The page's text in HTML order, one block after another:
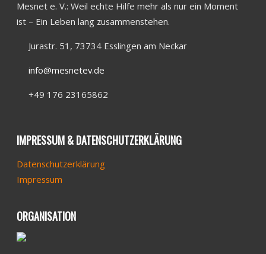
Mesnet e. V.: Weil echte Hilfe mehr als nur ein Moment
ist – Ein Leben lang zusammenstehen.
Jurastr. 51, 73734 Esslingen am Neckar
info@mesnetev.de
+49 176 23165862
IMPRESSUM & DATENSCHUTZERKLÄRUNG
Datenschutzerklärung
Impressum
ORGANISATION